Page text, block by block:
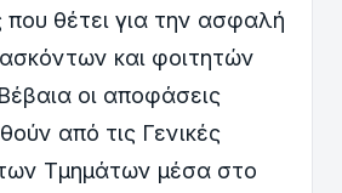
που θέτει για την ασφαλή
και φοιτητών
οι αποφάσεις
από τις Γενικές
Τμημάτων μέσα στο